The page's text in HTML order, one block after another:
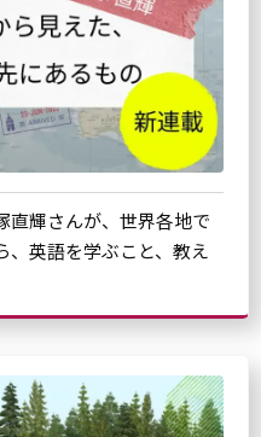
直輝さんが、世界各地で
、英語を学ぶこと、教え